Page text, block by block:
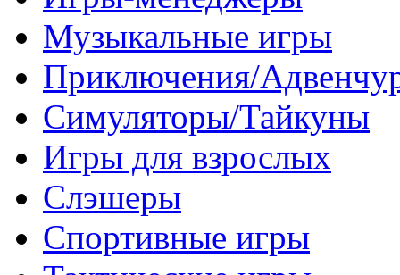
Музыкальные игры
Приключения/
Симуляторы/Тайкуны
Игры для взрослых
Слэшеры
Спортивные игры